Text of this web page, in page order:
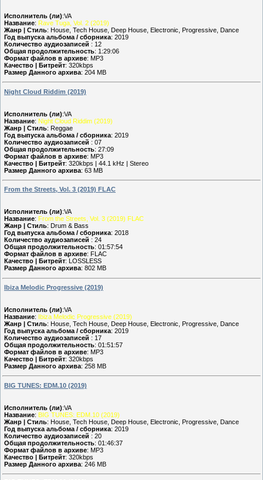
Исполнитель (ли):VA
Название: Rave Tuga, Vol. 2 (2019)
Жанр | Стиль: House, Tech House, Deep House, Electronic, Progressive, Dance
Год выпуска альбома / сборника: 2019
Количество аудиозаписей : 12
Общая продолжительность: 1:29:06
Формат файлов в архиве: MP3
Качество | Битрейт: 320kbps
Размер Данного архива: 204 MB
Night Cloud Riddim (2019)
Исполнитель (ли):VA
Название: Night Cloud Riddim (2019)
Жанр | Стиль: Reggae
Год выпуска альбома / сборника: 2019
Количество аудиозаписей : 07
Общая продолжительность: 27:09
Формат файлов в архиве: MP3
Качество | Битрейт: 320kbps | 44.1 kHz | Stereo
Размер Данного архива: 63 MB
From the Streets, Vol. 3 (2019) FLAC
Исполнитель (ли):VA
Название: From the Streets, Vol. 3 (2019) FLAC
Жанр | Стиль: Drum & Bass
Год выпуска альбома / сборника: 2018
Количество аудиозаписей : 24
Общая продолжительность: 01:57:54
Формат файлов в архиве: FLAC
Качество | Битрейт: LOSSLESS
Размер Данного архива: 802 MB
Ibiza Melodic Progressive (2019)
Исполнитель (ли):VA
Название: Ibiza Melodic Progressive (2019)
Жанр | Стиль: House, Tech House, Deep House, Electronic, Progressive, Dance
Год выпуска альбома / сборника: 2019
Количество аудиозаписей : 17
Общая продолжительность: 01:51:57
Формат файлов в архиве: MP3
Качество | Битрейт: 320kbps
Размер Данного архива: 258 MB
BIG TUNES: EDM.10 (2019)
Исполнитель (ли):VA
Название: BIG TUNES: EDM.10 (2019)
Жанр | Стиль: House, Tech House, Deep House, Electronic, Progressive, Dance
Год выпуска альбома / сборника: 2019
Количество аудиозаписей : 20
Общая продолжительность: 01:46:37
Формат файлов в архиве: MP3
Качество | Битрейт: 320kbps
Размер Данного архива: 246 MB